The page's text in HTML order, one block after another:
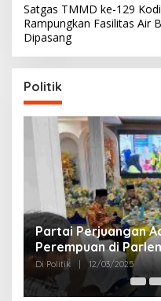
Satgas TMMD ke-129
Rampungkan Fasilitas Air
Dipasang
Politik
Partai Perjuangan
Perempuan di
Di Politik 12/03/2025